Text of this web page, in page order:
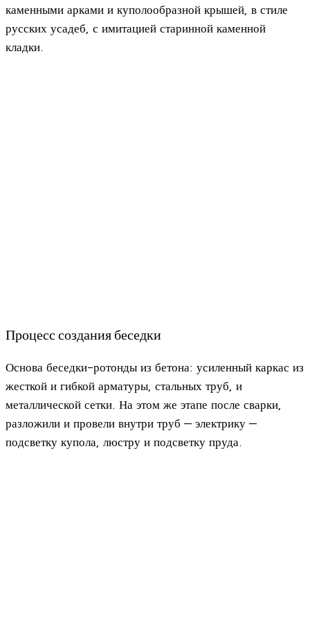
каменными арками и куполообразной крышей, в стиле
русских усадеб, с имитацией старинной каменной
кладки.
Процесс создания беседки
Основа беседки-ротонды из бетона: усиленный каркас из
жесткой и гибкой арматуры, стальных труб, и
металлической сетки. На этом же этапе после сварки,
разложили и провели внутри труб — электрику —
подсветку купола, люстру и подсветку пруда.